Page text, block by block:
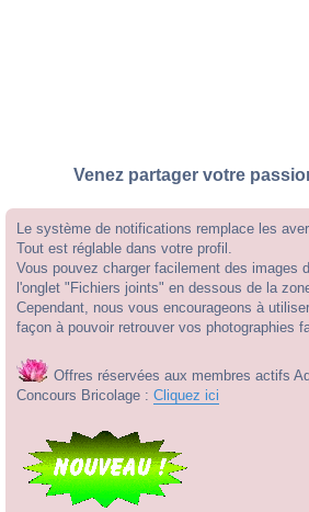
Venez partager votre
Le système de notifications remplace les
Tout est réglable dans votre profil.
Vous pouvez charger facilement des images
l'onglet "Fichiers joints" en dessous de la
Cependant, nous vous encourageons à
façon à pouvoir retrouver vos photographies
Offres réservées aux membres actifs
Concours Bricolage : Cliquez ici